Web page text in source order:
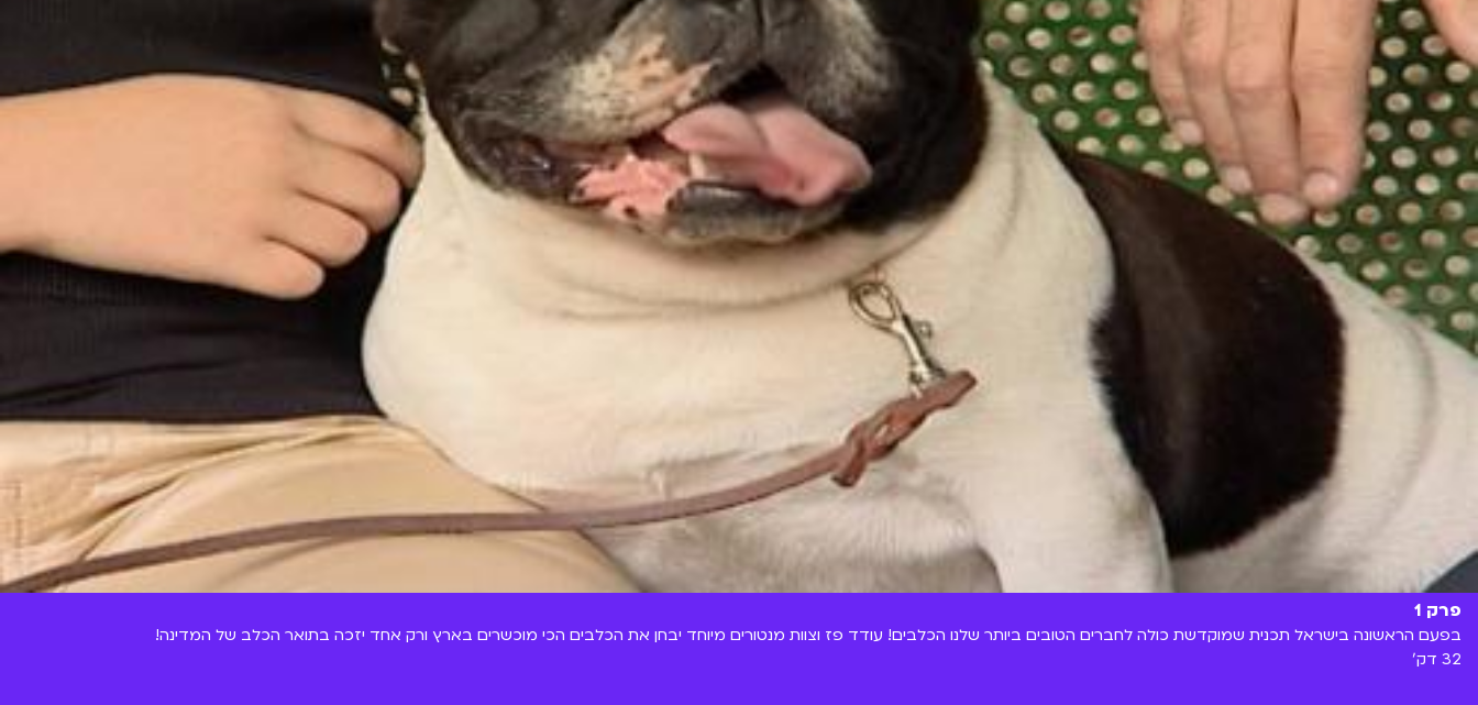
פרק 1
בפעם הראשונה בישראל תכנית שמוקדשת כולה לחברים הטובים ביותר שלנו הכלבים! עודד פז וצוות מנטורים מיוחד יבחן את הכלבים הכי מוכשרים בארץ ורק אחד יזכה בתואר הכלב של המדינה!
32 דק'